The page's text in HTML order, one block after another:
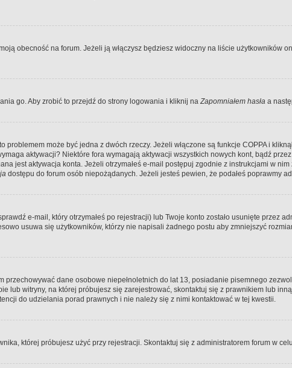
obecność na forum. Jeżeli ją włączysz będziesz widoczny na liście użytkowników
go. Aby zrobić to przejdź do strony logowania i kliknij naZapomniałem hasła a
może być jedna z dwóch rzeczy. Jeżeli włączone są funkcje COPPA i
aktywacji? Niektóre fora wymagają aktywacji wszystkich nowych kont, bądź
jest aktywacja konta. Jeżeli otrzymałeś e-mail postępuj zgodnie z instrukcjami w
dostępu do forum osób niepożądanych. Jeżeli jesteś pewien, że podałeś poprawmy
e-mail, który otrzymałeś po rejestracji) lub Twoje konto zostało usunięte przez
usuwa się użytkowników, którzy nie napisali żadnego postu aby zmniejszyć
dane osobowe niepełnoletnich do lat 13, posiadanie pisemnego
lub witryny, na której próbujesz się zarejestrować, skontaktuj się z prawnikiem lub
do udzielania porad prawnych i nie należy się z nimi kontaktować w tej kwestii.
której próbujesz użyć przy rejestracji. Skontaktuj się z administratorem forum w